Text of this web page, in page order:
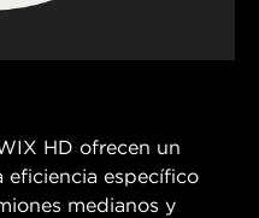
HD ofrecen un
eficiencia específico
medianos y